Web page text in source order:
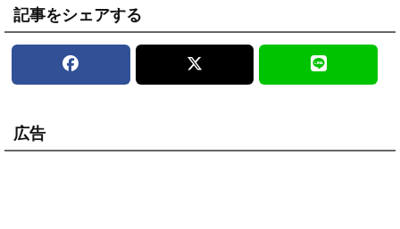
記事をシェアする
広告